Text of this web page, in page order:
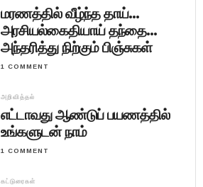
மரணத்தில் வீழ்ந்த தாய்…
அரசியல்கைதியாய் தந்தை…
அந்தரித்து நிற்கும் பிஞ்சுகள்
1 COMMENT
அறிவித்தல்
எட்டாவது ஆண்டுப் பயணத்தில்
உங்களுடன் நாம்
1 COMMENT
கட்டுரைகள்